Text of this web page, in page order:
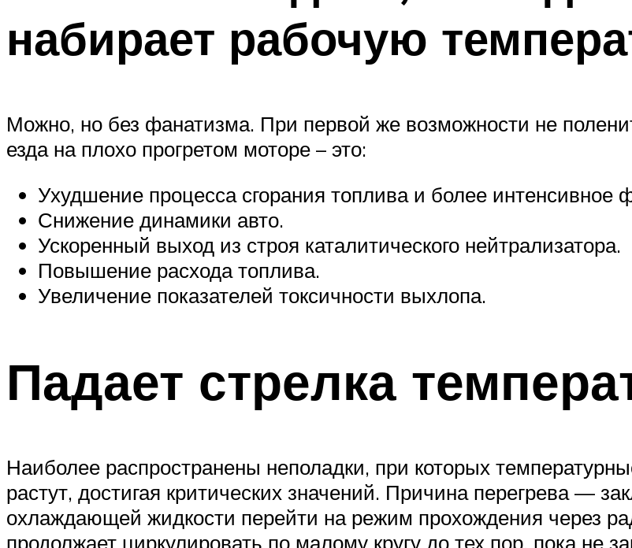
набирает рабочую
Можно, но без фанатизма. При первой же возможности не
езда на плохо прогретом моторе – это:
Ухудшение процесса сгорания топлива и более
Снижение динамики авто.
Ускоренный выход из строя каталитического нейтрализатора.
Повышение расхода топлива.
Увеличение показателей токсичности выхлопа.
Падает стрелка
Наиболее распространены неполадки, при которых
растут, достигая критических значений. Причина перегрева —
охлаждающей жидкости перейти на режим прохождения через
продолжает циркулировать по малому кругу до тех пор, пока не